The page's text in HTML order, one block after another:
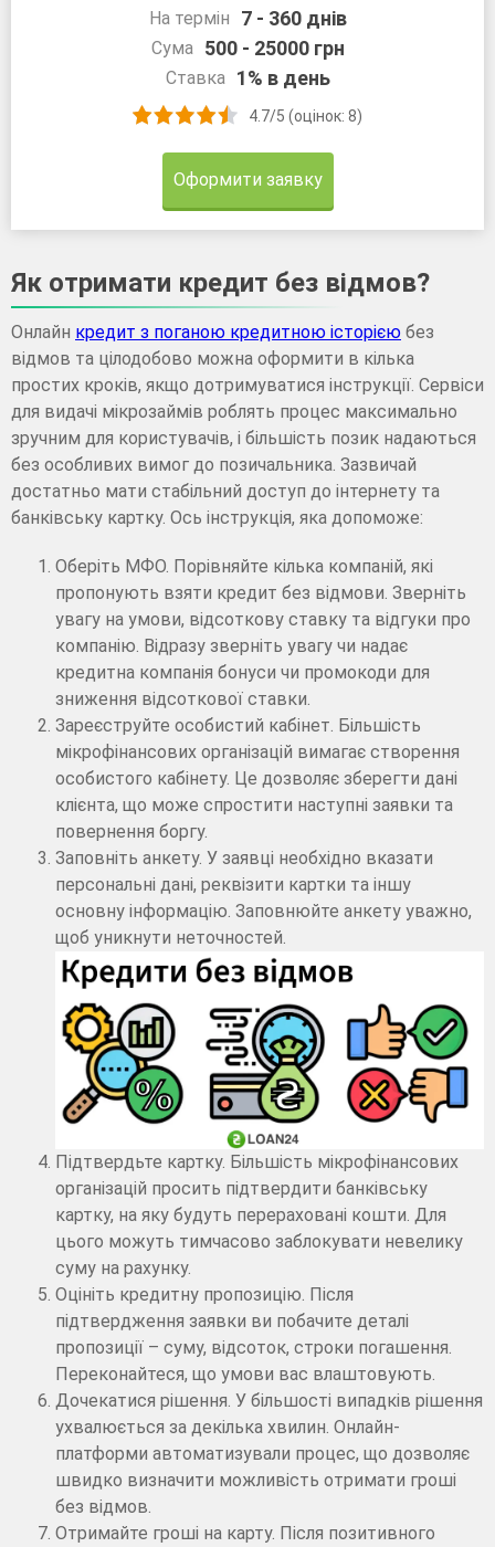
На термін 7 - 360 днів
Сума 500 - 25000 грн
Ставка 1% в день
4.7/5 (оцінок: 8)
Оформити заявку
Як отримати кредит без відмов?
Онлайн кредит з поганою кредитною історією без
відмов та цілодобово можна оформити в кілька
простих кроків, якщо дотримуватися інструкції. Сервіси
для видачі мікрозаймів роблять процес максимально
зручним для користувачів, і більшість позик надаються
без особливих вимог до позичальника. Зазвичай
достатньо мати стабільний доступ до інтернету та
банківську картку. Ось інструкція, яка допоможе:
Оберіть МФО. Порівняйте кілька компаній, які
пропонують взяти кредит без відмови. Зверніть
увагу на умови, відсоткову ставку та відгуки про
компанію. Відразу зверніть увагу чи надає
кредитна компанія бонуси чи промокоди для
зниження відсоткової ставки.
Зареєструйте особистий кабінет. Більшість
мікрофінансових організацій вимагає створення
особистого кабінету. Це дозволяє зберегти дані
клієнта, що може спростити наступні заявки та
повернення боргу.
Заповніть анкету. У заявці необхідно вказати
персональні дані, реквізити картки та іншу
основну інформацію. Заповнюйте анкету уважно,
щоб уникнути неточностей.
Підтвердьте картку. Більшість мікрофінансових
організацій просить підтвердити банківську
картку, на яку будуть перераховані кошти. Для
цього можуть тимчасово заблокувати невелику
суму на рахунку.
Оцініть кредитну пропозицію. Після
підтвердження заявки ви побачите деталі
пропозиції – суму, відсоток, строки погашення.
Переконайтеся, що умови вас влаштовують.
Дочекатися рішення. У більшості випадків рішення
ухвалюється за декілька хвилин. Онлайн-
платформи автоматизували процес, що дозволяє
швидко визначити можливість отримати гроші
без відмов.
Отримайте гроші на карту. Після позитивного